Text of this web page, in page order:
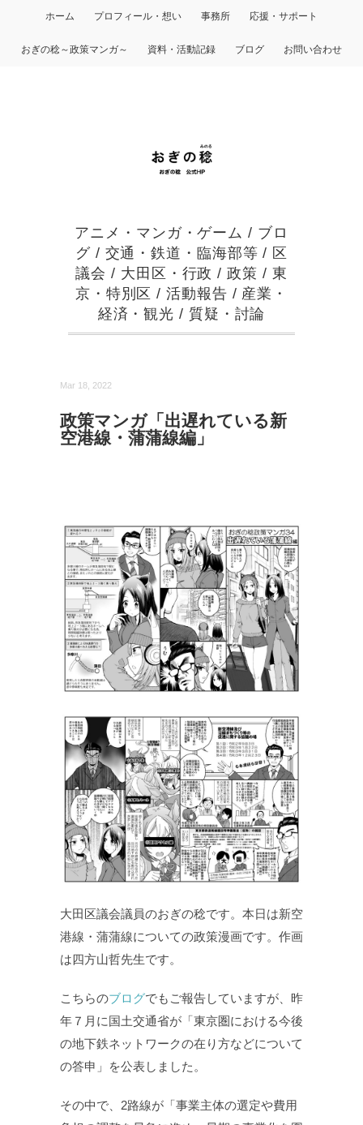
ホーム プロフィール・想い 事務所 応援・サポート
おぎの稔～政策マンガ～ 資料・活動記録 ブログ お問い合わせ
アニメ・マンガ・ゲーム / ブロ
グ/ 交通・鉄道・臨海部等 / 区
議会 / 大田区・行政 /政策 / 東
京・特別区 /活動報告 / 産業・
経済・観光 / 質疑・討論
Mar 18, 2022
政策マンガ「出遅れている新
空港線・蒲蒲線編」
大田区議会議員のおぎの稔です。本日は新空
港線・蒲蒲線についての政策漫画です。作画
は四方山哲先生です。
こちらのブログでもご報告していますが、昨
年７月に国土交通省が「東京圏における今後
の地下鉄ネットワークの在り方などについて
の答申」を公表しました。
その中で、2路線が「事業主体の選定や費用